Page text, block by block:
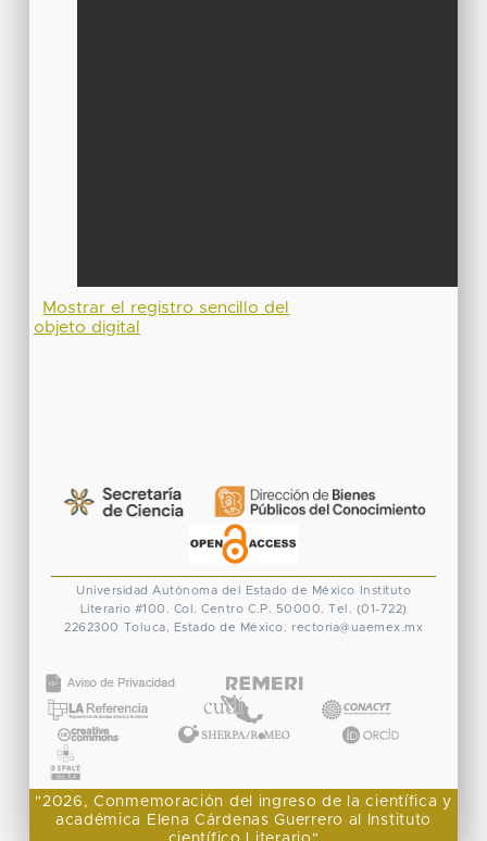
Mostrar el registro sencillo del
objeto digital
Universidad Autónoma del Estado de México
Instituto
Literario #100. Col. Centro C.P. 50000. Tel. (01-722)
2262300
Toluca, Estado de México. rectoria@uaemex.mx
"2026, Conmemoración del ingreso de la científica y
académica Elena Cárdenas Guerrero al Instituto